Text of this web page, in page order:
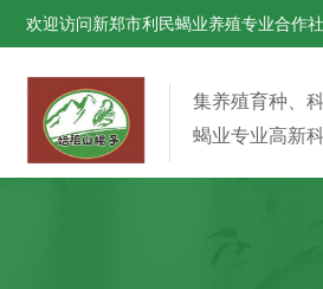
欢迎访问新郑市利民蝎业养殖专业合作
集养殖育种、
蝎业专业高新